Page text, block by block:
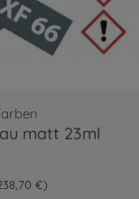
matt 23ml
€